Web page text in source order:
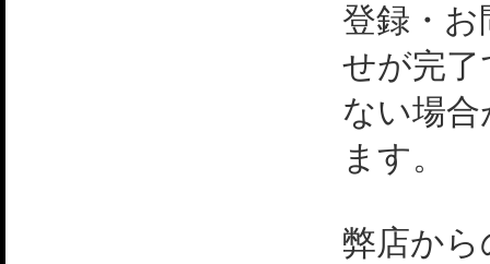
登録・
せが完
ない場
ます。
弊店か